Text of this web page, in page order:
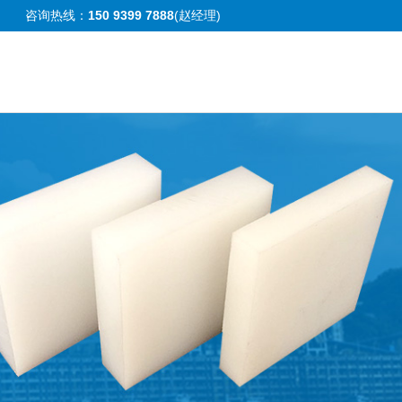
咨询热线： 150 9399 7888(赵经理)